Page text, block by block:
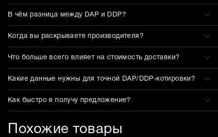
В чём разница между DAP и DDP?
Когда вы раскрываете производителя?
Что больше всего влияет на стоимость доставки?
Какие данные нужны для точной DAP/DDP-котировки?
Как быстро я получу предложение?
Похожие товары